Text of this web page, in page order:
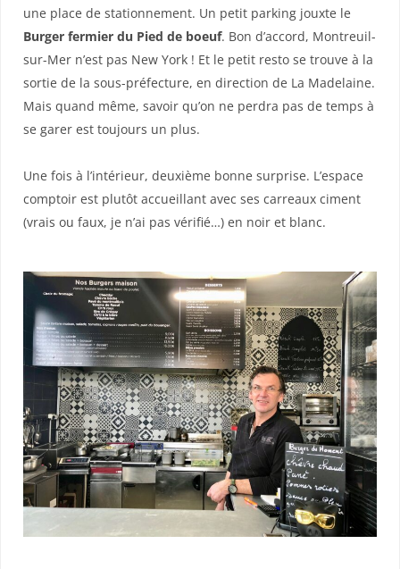
une place de stationnement. Un petit parking jouxte le
Burger fermier du Pied de boeuf. Bon d’accord, Montreuil-
sur-Mer n’est pas New York ! Et le petit resto se trouve à la
sortie de la sous-préfecture, en direction de La Madelaine.
Mais quand même, savoir qu’on ne perdra pas de temps à
se garer est toujours un plus.
Une fois à l’intérieur, deuxième bonne surprise. L’espace
comptoir est plutôt accueillant avec ses carreaux ciment
(vrais ou faux, je n’ai pas vérifié…) en noir et blanc.